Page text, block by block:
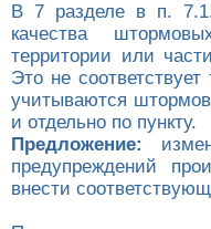
В 7 разделе в п.
качества
территории или
Это не
учитываются
и отдельно по пункту.
Предложение:
предупреждений
внести